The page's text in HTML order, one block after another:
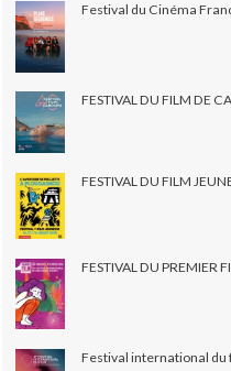
Festival du Cinéma
FESTIVAL DU FILM DE
FESTIVAL DU FILM
FESTIVAL DU PREMIER
Festival international du